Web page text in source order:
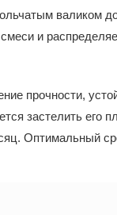
валиком
и
прочности,
застелить
Оптимальный